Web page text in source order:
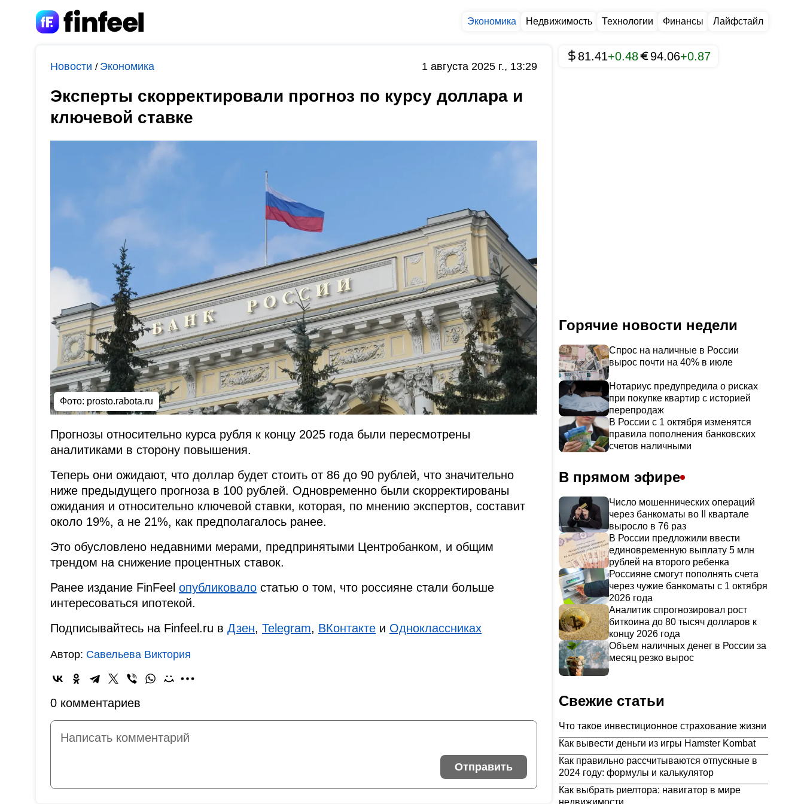
Экономика Недвижимость Технологии Финансы Лайфстайл
Новости / Экономика 1 августа 2025 г., 13:29
Эксперты скорректировали прогноз по курсу доллара и
ключевой ставке
Фото: prosto.rabota.ru
Прогнозы относительно курса рубля к концу 2025 года были пересмотрены
аналитиками в сторону повышения.
Теперь они ожидают, что доллар будет стоить от 86 до 90 рублей, что значительно
ниже предыдущего прогноза в 100 рублей. Одновременно были скорректированы
ожидания и относительно ключевой ставки, которая, по мнению экспертов, составит
около 19%, а не 21%, как предполагалось ранее.
Это обусловлено недавними мерами, предпринятыми Центробанком, и общим
трендом на снижение процентных ставок.
Ранее издание FinFeel опубликовало статью о том, что россияне стали больше
интересоваться ипотекой.
Подписывайтесь на Finfeel.ru в Дзен, Telegram, ВКонтакте и Одноклассниках
Автор: Савельева Виктория
0 комментариев
Отправить
81.41+0.48 94.06+0.87
Горячие новости недели
Спрос на наличные в России
вырос почти на 40% в июле
Нотариус предупредила о рисках
при покупке квартир с историей
перепродаж
В России с 1 октября изменятся
правила пополнения банковских
счетов наличными
В прямом эфире
Число мошеннических операций
через банкоматы во II квартале
выросло в 76 раз
В России предложили ввести
единовременную выплату 5 млн
рублей на второго ребенка
Россияне смогут пополнять счета
через чужие банкоматы с 1 октября
2026 года
Аналитик спрогнозировал рост
биткоина до 80 тысяч долларов к
концу 2026 года
Объем наличных денег в России за
месяц резко вырос
Свежие статьи
Что такое инвестиционное страхование жизни
Как вывести деньги из игры Hamster Kombat
Как правильно рассчитываются отпускные в
2024 году: формулы и калькулятор
Как выбрать риелтора: навигатор в мире
недвижимости